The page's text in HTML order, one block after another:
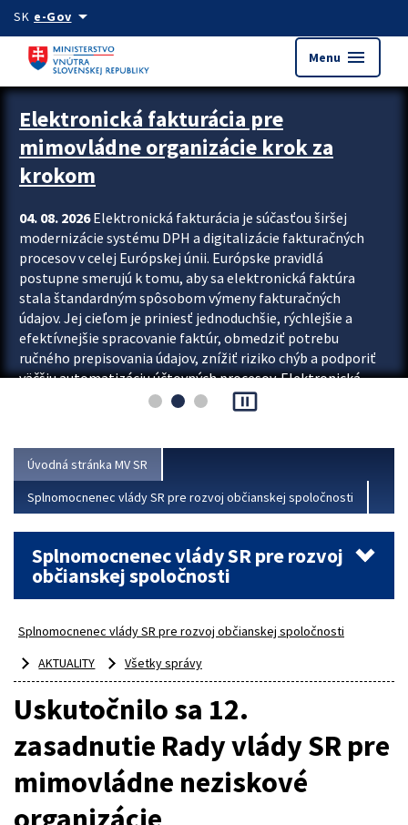
Preskocit na hlavný obsah
SK e-Govarrow_drop_down
Menu menu
Zastavit automatický posun upútavok
Elektronická fakturácia pre
mimovládne organizácie krok za
krokom
04. 08. 2026Elektronická fakturácia je súčasťou širšej
modernizácie systému DPH a digitalizácie fakturačných
procesov v celej Európskej únii. Európske pravidlá
postupne smerujú k tomu, aby sa elektronická faktúra
stala štandardným spôsobom výmeny fakturačných
údajov. Jej cieľom je priniesť jednoduchšie, rýchlejšie a
efektívnejšie spracovanie faktúr, obmedziť potrebu
ručného prepisovania údajov, znížiť riziko chýb a podporiť
väčšiu automatizáciu účtovných procesov. Elektronická
fakturácia preto nepredstavuje...
pause_presentation
Úvodná stránka MV SR
Splnomocnenec vlády SR pre rozvoj občianskej spoločnosti
Splnomocnenec vlády SR pre rozvoj
občianskej spoločnosti
Splnomocnenec vlády SR pre rozvoj občianskej spoločnosti
AKTUALITY
Všetky správy
Uskutočnilo sa 12.
zasadnutie Rady vlády SR pre
mimovládne neziskové